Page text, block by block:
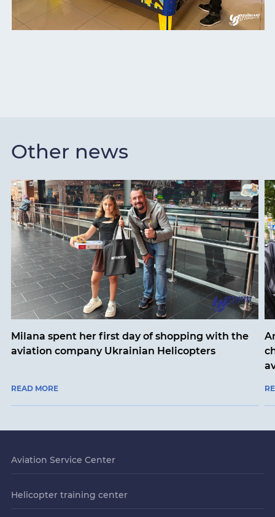
Other news
Milana spent her first day of shopping with the
aviation company Ukrainian Helicopters
READ MORE
Aviation Service Center
Helicopter training center